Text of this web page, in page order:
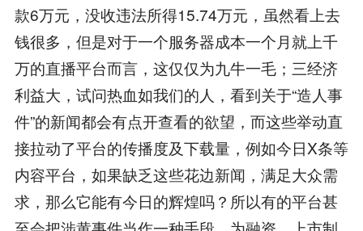
款6万元，没收违法所得15.74万元，虽然看上去
钱很多，但是对于一个服务器成本一个月就上千
万的直播平台而言，这仅仅为九牛一毛；三经济
利益大，试问热血如我们的人，看到关于“造人事
件”的新闻都会有点开查看的欲望，而这些举动直
接拉动了平台的传播度及下载量，例如今日X条等
内容平台，如果缺乏这些花边新闻，满足大众需
求，那么它能有今日的辉煌吗？所以有的平台甚